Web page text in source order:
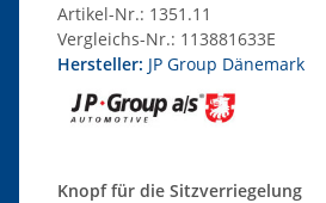
Artikel-Nr.: 1351.11
Vergleichs-Nr.: 113881633E
Hersteller: JP Group Dänemark
Knopf für die Sitzverriegelung